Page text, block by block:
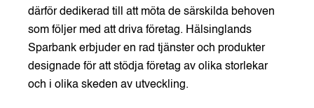
därför dedikerad till att möta de särskilda behoven
som följer med att driva företag. Hälsinglands
Sparbank erbjuder en rad tjänster och produkter
designade för att stödja företag av olika storlekar
och i olika skeden av utveckling.